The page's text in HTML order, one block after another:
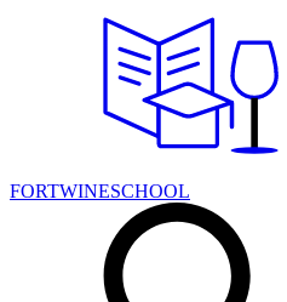
FORTWINESCHOOL